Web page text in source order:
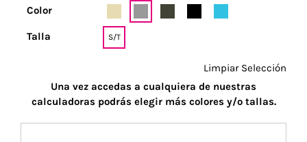
Color
Talla S/T
Limpiar Selección
Una vez accedas a cualquiera de nuestras
calculadoras podrás elegir más colores y/o tallas.